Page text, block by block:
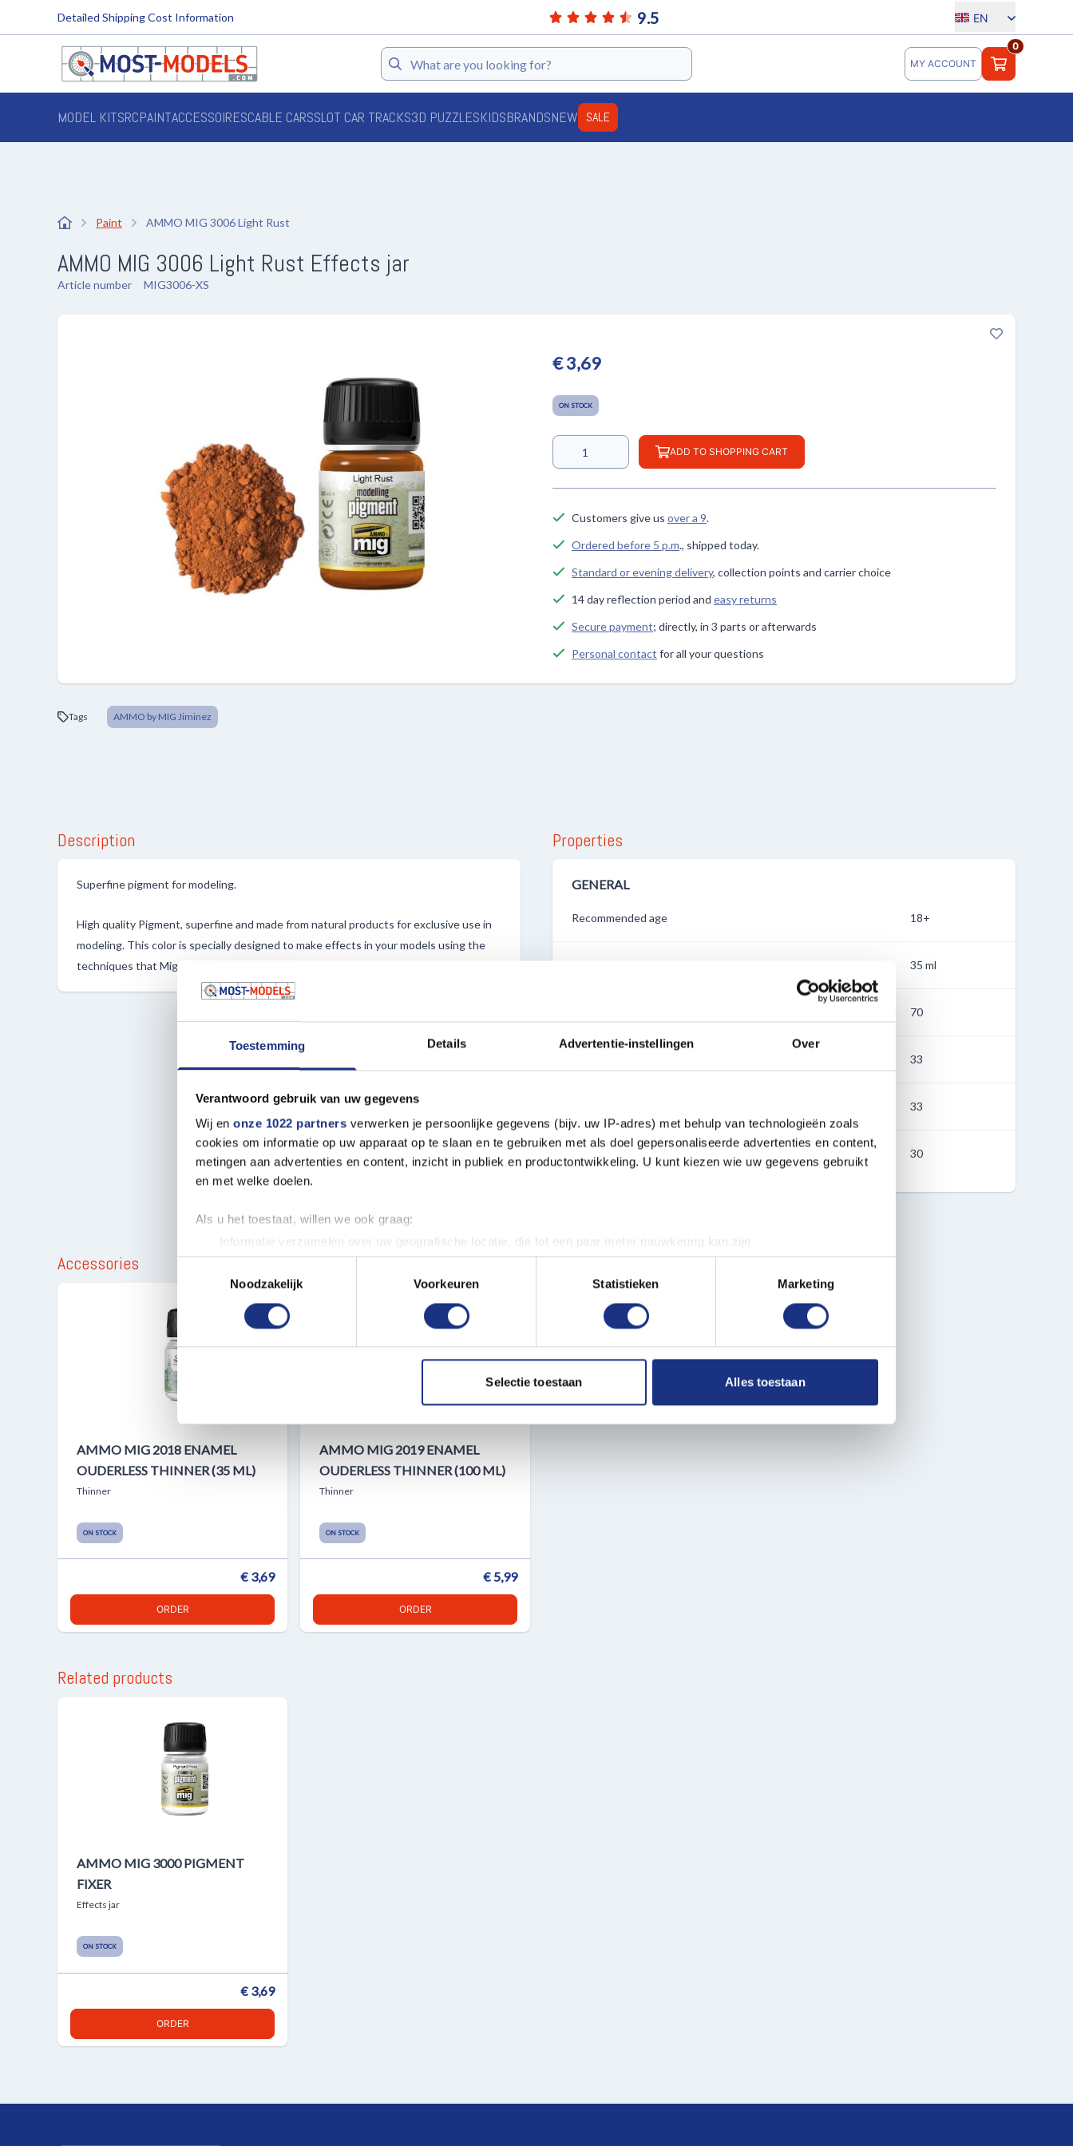
Toestemming Details Advertentie-instellingen Over
Verantwoord gebruik van uw gegevens
Wij en onze 1022 partners verwerken je persoonlijke gegevens (bijv. uw IP-adres) met behulp van technologieën zoals
cookies om informatie op uw apparaat op te slaan en te gebruiken met als doel gepersonaliseerde advertenties en content,
metingen aan advertenties en content, inzicht in publiek en productontwikkeling. U kunt kiezen wie uw gegevens gebruikt
en met welke doelen.
Als u het toestaat, willen we ook graag:
Informatie verzamelen over uw geografische locatie, die tot een paar meter nauwkeurig kan zijn
Uw apparaat identificeren door het actief te scannen op specifieke eigenschappen (fingerprinting)
Lees meer over hoe uw persoonlijke gegevens worden verwerkt en stel uw voorkeuren in het
detailgedeeltein. U kunt uw
toestemming op elk moment wijzigen of intrekken in de Cookieverklaring.
websiteverkeer te analyseren. Ook delen we informatie over uw gebruik van onze site met onze partners voor social
media, adverteren en analyse. Deze partners kunnen deze gegevens combineren met andere informatie die u aan ze heeft
Noodzakelijk
Voorkeuren Statistieken Marketing
Selectie toestaan Alles toestaan
9.5
Detailed Shipping Cost Information EN
MY ACCOUNT
0
Search
MODEL KITSRCPAINTACCESSOIRESCABLE CARSSLOT CAR TRACKS3D PUZZLESKIDSBRANDSNEW SALE
Paint AMMO MIG 3006 Light Rust
AMMO MIG 3006 Light Rust Effects jar
Article number MIG3006-XS
€ 3,69
ON STOCK
ADD TO SHOPPING CART
Customers give us over a 9.
Ordered before 5 p.m., shipped today.
Standard or evening delivery, collection points and carrier choice
14 day reflection period and easy returns
Secure payment; directly, in 3 parts or afterwards
Personal contact for all your questions
Tags AMMO by MIG Jiminez
Description
Superfine pigment for modeling.
High quality Pigment, superfine and made from natural products for exclusive use in
modeling. This color is specially designed to make effects in your models using the
techniques that Mig Jimenez created for more than a decade.
Properties
GENERAL
Recommended age 18+
35 ml
70
33
33
Packed weight in grams 30
Accessories
AMMO MIG 2018 ENAMEL
OUDERLESS THINNER (35 ML)
Thinner
ON STOCK
€ 3,69
ORDER
AMMO MIG 2019 ENAMEL
OUDERLESS THINNER (100 ML)
Thinner
ON STOCK
€ 5,99
ORDER
Related products
AMMO MIG 3000 PIGMENT
FIXER
Effects jar
ON STOCK
€ 3,69
ORDER